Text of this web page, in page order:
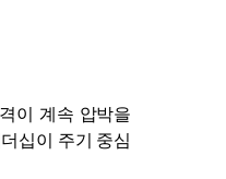
이 계속 압박을
십이 주기 중심